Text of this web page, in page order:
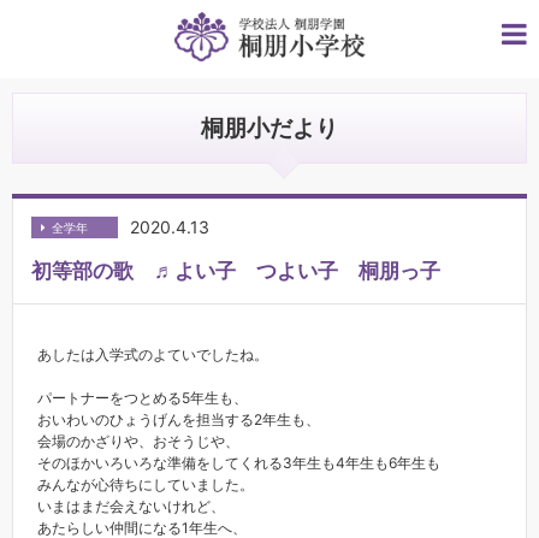
桐朋小だより
2020.4.13
全学年
初等部の歌 ♬よい子 つよい子 桐朋っ子
あしたは入学式のよていでしたね。
パートナーをつとめる5年生も、
おいわいのひょうげんを担当する2年生も、
会場のかざりや、おそうじや、
そのほかいろいろな準備をしてくれる3年生も4年生も6年生も
みんなが心待ちにしていました。
いまはまだ会えないけれど、
あたらしい仲間になる1年生へ、